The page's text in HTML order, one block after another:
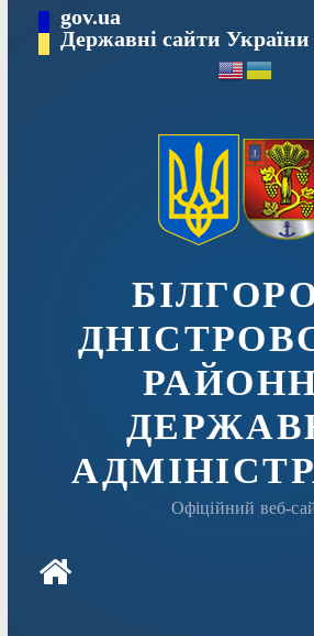
вмісту
gov.ua
Державні сайти України
Офіційний веб-